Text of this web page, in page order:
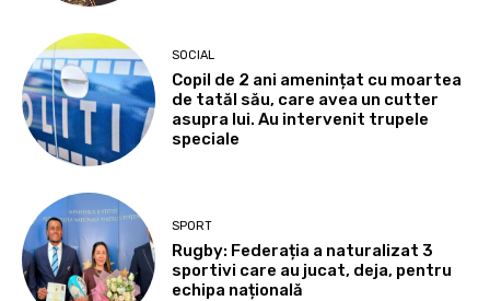
SOCIAL
Copil de 2 ani amenințat cu moartea
de tatăl său, care avea un cutter
asupra lui. Au intervenit trupele
speciale
SPORT
Rugby: Federația a naturalizat 3
sportivi care au jucat, deja, pentru
echipa națională